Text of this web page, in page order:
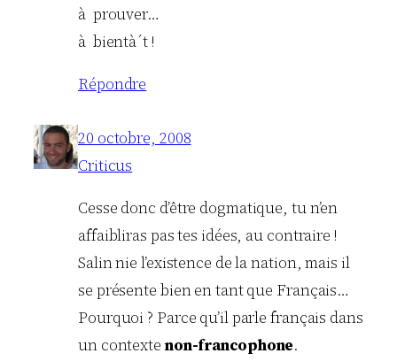
à prouver…
à bientà´t !
Répondre
20 octobre, 2008
Criticus
Cesse donc d’être dogmatique, tu n’en
affaibliras pas tes idées, au contraire !
Salin nie l’existence de la nation, mais il
se présente bien en tant que Français…
Pourquoi ? Parce qu’il parle français dans
un contexte non-francophone.